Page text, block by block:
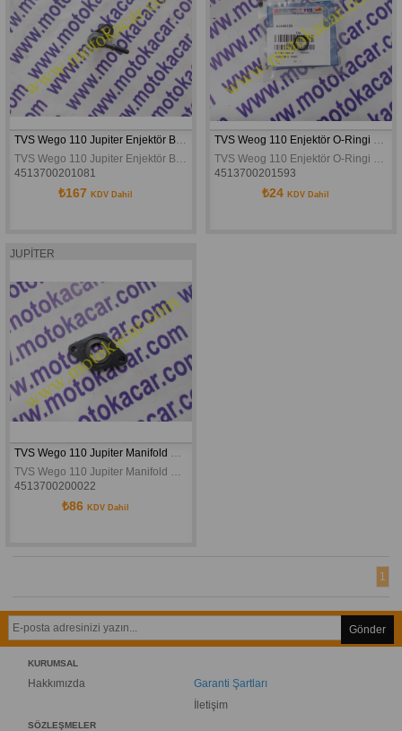
TVS Wego 110 Jupiter Enjektör Başlığı Orijinal
TVS Wego 110 Jupiter Enjektör Başlığı Orijinal
4513700201081
₺167 KDV Dahil
TVS Weog 110 Enjektör O-Ringi 14,5x18x4 Orijinal
TVS Weog 110 Enjektör O-Ringi 14,5x18x4 Orijinal
4513700201593
₺24 KDV Dahil
JUPİTER
TVS Wego 110 Jupiter Manifold Contası Fiber Orijinal
TVS Wego 110 Jupiter Manifold Contası Fiber Orijinal
4513700200022
₺86 KDV Dahil
1
Gönder
KURUMSAL
Hakkımızda
Garanti Şartları
İletişim
SÖZLEŞMELER